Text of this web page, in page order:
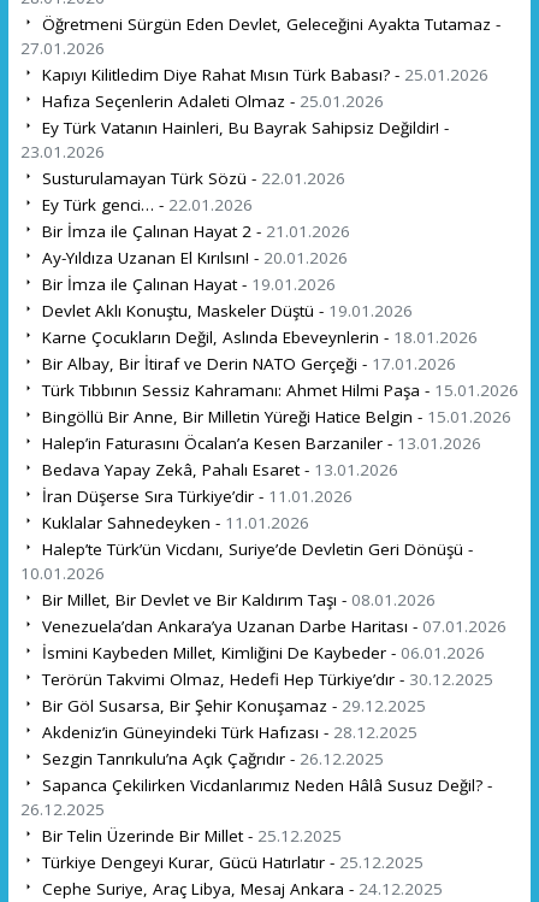
Öğretmeni Sürgün Eden Devlet, Geleceğini Ayakta Tutamaz -
27.01.2026
Kapıyı Kilitledim Diye Rahat Mısın Türk Babası? - 25.01.2026
Hafıza Seçenlerin Adaleti Olmaz - 25.01.2026
Ey Türk Vatanın Hainleri, Bu Bayrak Sahipsiz Değildir! -
23.01.2026
Susturulamayan Türk Sözü - 22.01.2026
Ey Türk genci… - 22.01.2026
Bir İmza ile Çalınan Hayat 2 - 21.01.2026
Ay-Yıldıza Uzanan El Kırılsın! - 20.01.2026
Bir İmza ile Çalınan Hayat - 19.01.2026
Devlet Aklı Konuştu, Maskeler Düştü - 19.01.2026
Karne Çocukların Değil, Aslında Ebeveynlerin - 18.01.2026
Bir Albay, Bir İtiraf ve Derin NATO Gerçeği - 17.01.2026
Türk Tıbbının Sessiz Kahramanı: Ahmet Hilmi Paşa - 15.01.2026
Bingöllü Bir Anne, Bir Milletin Yüreği Hatice Belgin - 15.01.2026
Halep’in Faturasını Öcalan’a Kesen Barzaniler - 13.01.2026
Bedava Yapay Zekâ, Pahalı Esaret - 13.01.2026
İran Düşerse Sıra Türkiye’dir - 11.01.2026
Kuklalar Sahnedeyken - 11.01.2026
Halep’te Türk’ün Vicdanı, Suriye’de Devletin Geri Dönüşü -
10.01.2026
Bir Millet, Bir Devlet ve Bir Kaldırım Taşı - 08.01.2026
Venezuela’dan Ankara’ya Uzanan Darbe Haritası - 07.01.2026
İsmini Kaybeden Millet, Kimliğini De Kaybeder - 06.01.2026
Terörün Takvimi Olmaz, Hedefi Hep Türkiye’dır - 30.12.2025
Bir Göl Susarsa, Bir Şehir Konuşamaz - 29.12.2025
Akdeniz’in Güneyindeki Türk Hafızası - 28.12.2025
Sezgin Tanrıkulu’na Açık Çağrıdır - 26.12.2025
Sapanca Çekilirken Vicdanlarımız Neden Hâlâ Susuz Değil? -
26.12.2025
Bir Telin Üzerinde Bir Millet - 25.12.2025
Türkiye Dengeyi Kurar, Gücü Hatırlatır - 25.12.2025
Cephe Suriye, Araç Libya, Mesaj Ankara - 24.12.2025